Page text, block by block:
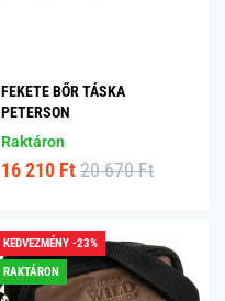
FEKETE BŐR TÁSKA
PETERSON
Raktáron
16 210 Ft 20 670 Ft
KEDVEZMÉNY -23%
RAKTÁRON